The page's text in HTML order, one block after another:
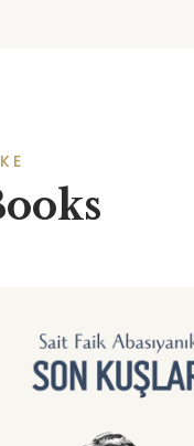
FAVORIYE EKLE